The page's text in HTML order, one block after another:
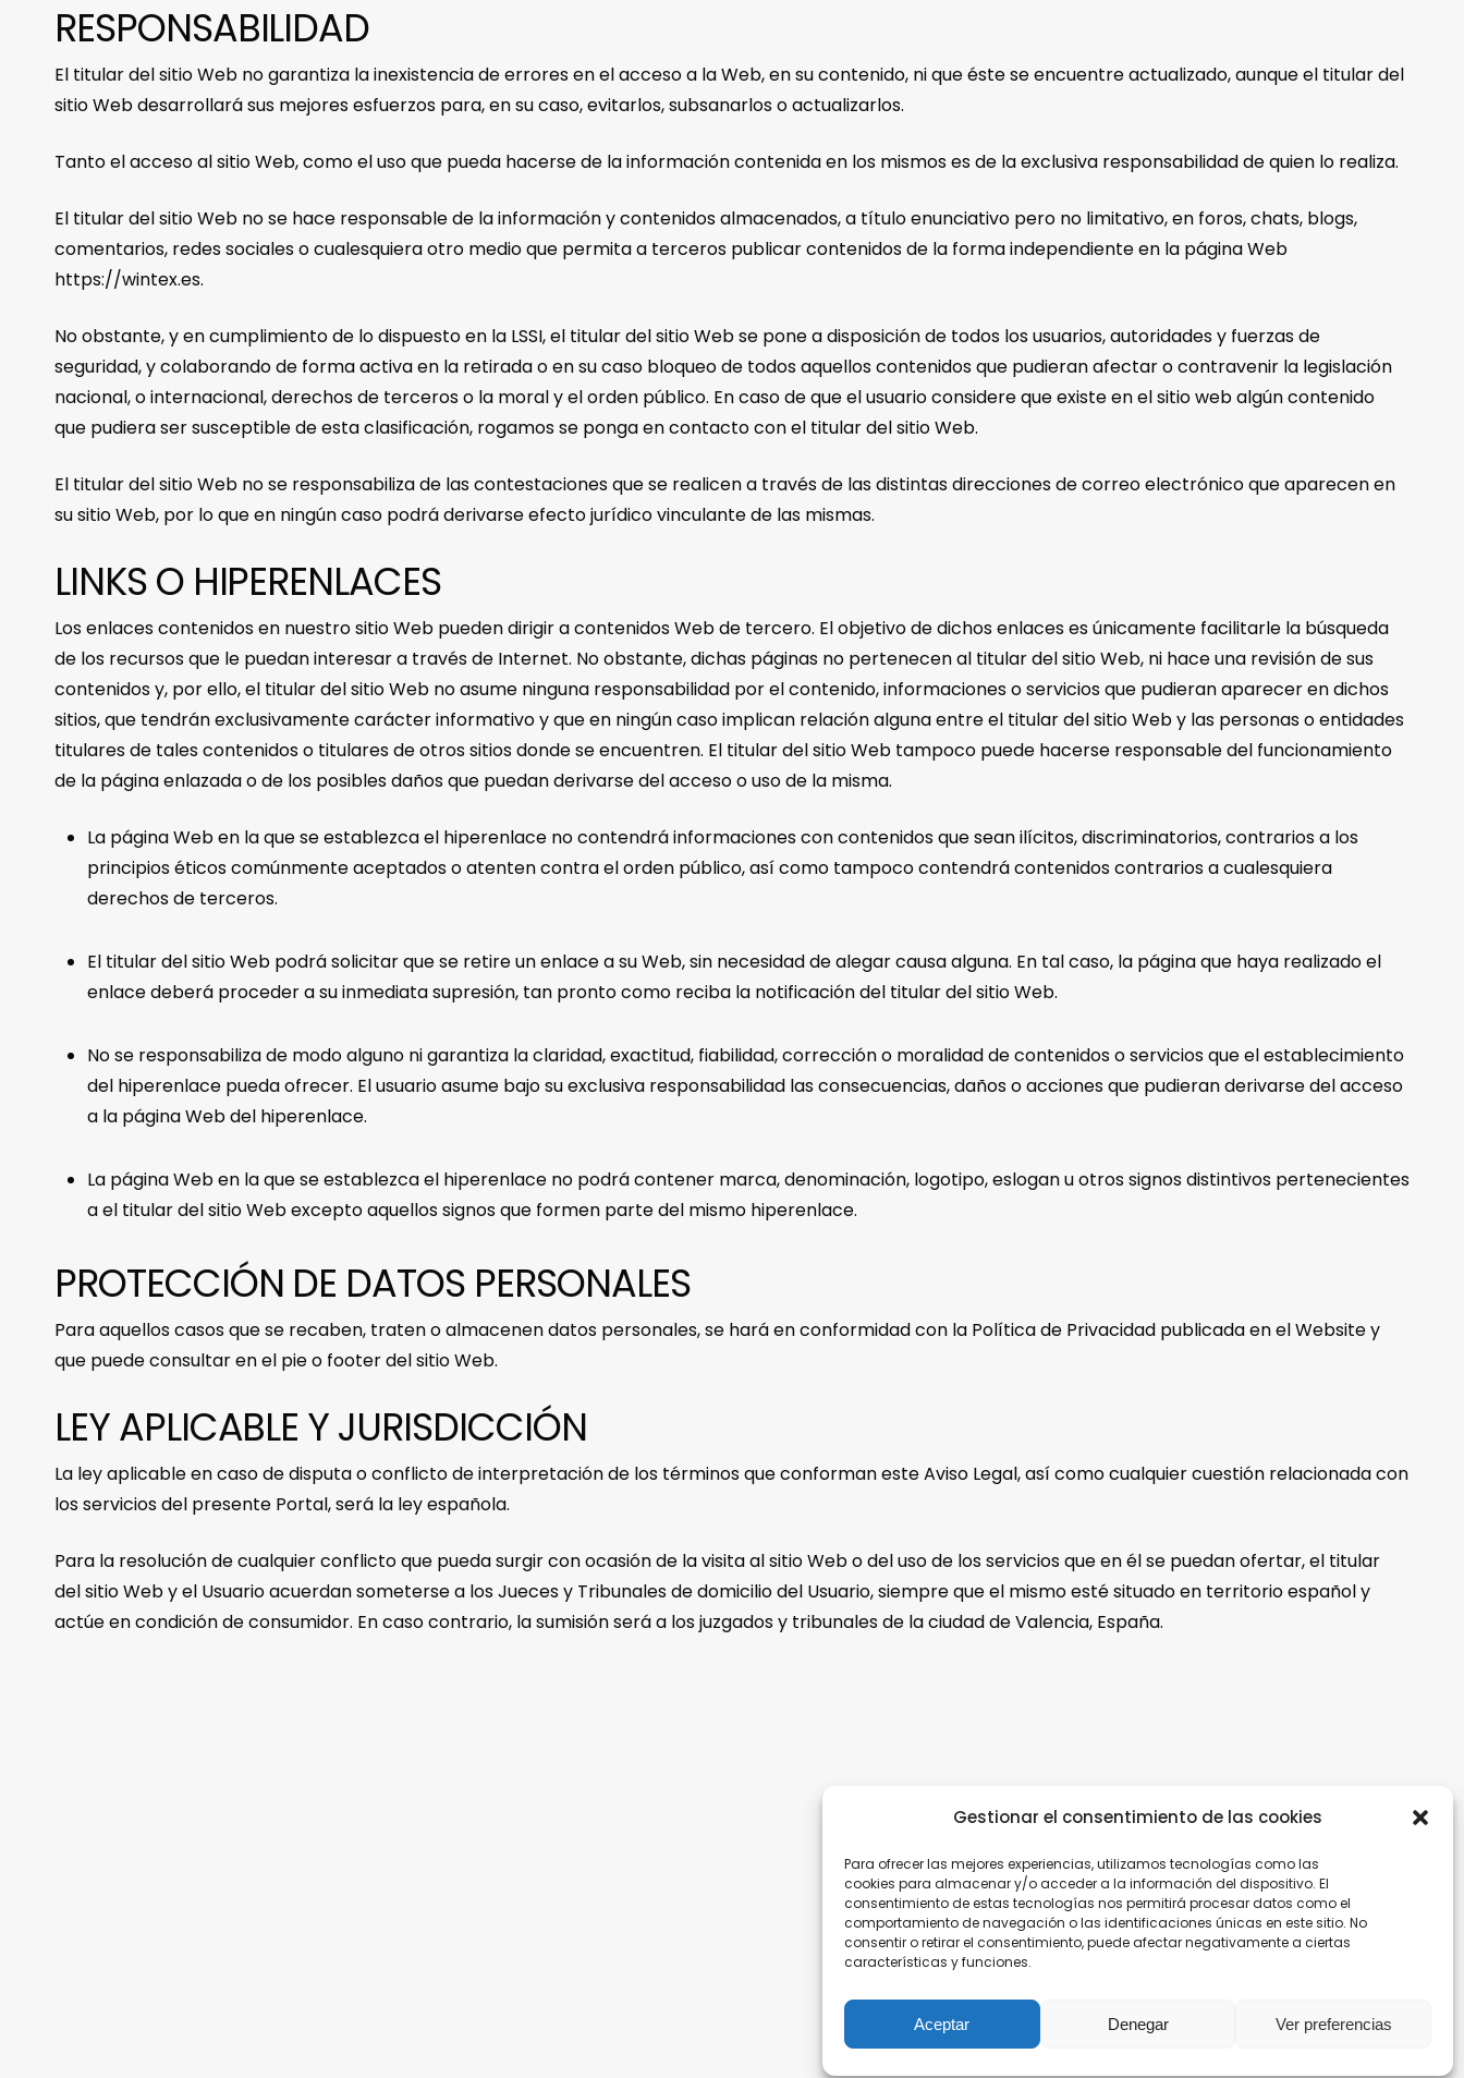
Gestionar el consentimiento de las cookies
Para ofrecer las mejores experiencias, utilizamos tecnologías como las
cookies para almacenar y/o acceder a la información del dispositivo. El
consentimiento de estas tecnologías nos permitirá procesar datos como el
comportamiento de navegación o las identificaciones únicas en este sitio. No
consentir o retirar el consentimiento, puede afectar negativamente a ciertas
características y funciones.
Aceptar Denegar Ver preferencias
RESPONSABILIDAD
El titular del sitio Web no garantiza la inexistencia de errores en el acceso a la Web, en su contenido, ni que éste se encuentre actualizado, aunque el titular del
sitio Web desarrollará sus mejores esfuerzos para, en su caso, evitarlos, subsanarlos o actualizarlos.
Tanto el acceso al sitio Web, como el uso que pueda hacerse de la información contenida en los mismos es de la exclusiva responsabilidad de quien lo realiza.
El titular del sitio Web no se hace responsable de la información y contenidos almacenados, a título enunciativo pero no limitativo, en foros, chats, blogs,
comentarios, redes sociales o cualesquiera otro medio que permita a terceros publicar contenidos de la forma independiente en la página Web
https://wintex.es.
No obstante, y en cumplimiento de lo dispuesto en la LSSI, el titular del sitio Web se pone a disposición de todos los usuarios, autoridades y fuerzas de
seguridad, y colaborando de forma activa en la retirada o en su caso bloqueo de todos aquellos contenidos que pudieran afectar o contravenir la legislación
nacional, o internacional, derechos de terceros o la moral y el orden público. En caso de que el usuario considere que existe en el sitio web algún contenido
que pudiera ser susceptible de esta clasificación, rogamos se ponga en contacto con el titular del sitio Web.
El titular del sitio Web no se responsabiliza de las contestaciones que se realicen a través de las distintas direcciones de correo electrónico que aparecen en
su sitio Web, por lo que en ningún caso podrá derivarse efecto jurídico vinculante de las mismas.
LINKS O HIPERENLACES
Los enlaces contenidos en nuestro sitio Web pueden dirigir a contenidos Web de tercero. El objetivo de dichos enlaces es únicamente facilitarle la búsqueda
de los recursos que le puedan interesar a través de Internet. No obstante, dichas páginas no pertenecen al titular del sitio Web, ni hace una revisión de sus
contenidos y, por ello, el titular del sitio Web no asume ninguna responsabilidad por el contenido, informaciones o servicios que pudieran aparecer en dichos
sitios, que tendrán exclusivamente carácter informativo y que en ningún caso implican relación alguna entre el titular del sitio Web y las personas o entidades
titulares de tales contenidos o titulares de otros sitios donde se encuentren. El titular del sitio Web tampoco puede hacerse responsable del funcionamiento
de la página enlazada o de los posibles daños que puedan derivarse del acceso o uso de la misma.
La página Web en la que se establezca el hiperenlace no contendrá informaciones con contenidos que sean ilícitos, discriminatorios, contrarios a los
principios éticos comúnmente aceptados o atenten contra el orden público, así como tampoco contendrá contenidos contrarios a cualesquiera
derechos de terceros.
El titular del sitio Web podrá solicitar que se retire un enlace a su Web, sin necesidad de alegar causa alguna. En tal caso, la página que haya realizado el
enlace deberá proceder a su inmediata supresión, tan pronto como reciba la notificación del titular del sitio Web.
No se responsabiliza de modo alguno ni garantiza la claridad, exactitud, fiabilidad, corrección o moralidad de contenidos o servicios que el establecimiento
del hiperenlace pueda ofrecer. El usuario asume bajo su exclusiva responsabilidad las consecuencias, daños o acciones que pudieran derivarse del acceso
a la página Web del hiperenlace.
La página Web en la que se establezca el hiperenlace no podrá contener marca, denominación, logotipo, eslogan u otros signos distintivos pertenecientes
a el titular del sitio Web excepto aquellos signos que formen parte del mismo hiperenlace.
PROTECCIÓN DE DATOS PERSONALES
Para aquellos casos que se recaben, traten o almacenen datos personales, se hará en conformidad con la Política de Privacidad publicada en el Website y
que puede consultar en el pie o footer del sitio Web.
LEY APLICABLE Y JURISDICCIÓN
La ley aplicable en caso de disputa o conflicto de interpretación de los términos que conforman este Aviso Legal, así como cualquier cuestión relacionada con
los servicios del presente Portal, será la ley española.
Para la resolución de cualquier conflicto que pueda surgir con ocasión de la visita al sitio Web o del uso de los servicios que en él se puedan ofertar, el titular
del sitio Web y el Usuario acuerdan someterse a los Jueces y Tribunales de domicilio del Usuario, siempre que el mismo esté situado en territorio español y
actúe en condición de consumidor. En caso contrario, la sumisión será a los juzgados y tribunales de la ciudad de Valencia, España.
Medio Ambiente
Contacto
Politica de Empresa
Politica de Privacidad